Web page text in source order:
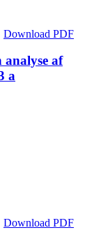
Download PDF
af
a
Download PDF